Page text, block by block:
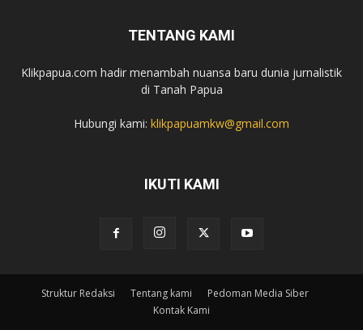
TENTANG KAMI
Klikpapua.com hadir menambah nuansa baru dunia jurnalistik
di Tanah Papua
Hubungi kami: klikpapuamkw@gmail.com
IKUTI KAMI
Struktur Redaksi Tentang kami
Pedoman Media Siber
Kontak Kami